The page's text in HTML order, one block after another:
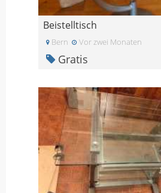
Beistelltisch
Bern Vor zwei Monaten
Gratis